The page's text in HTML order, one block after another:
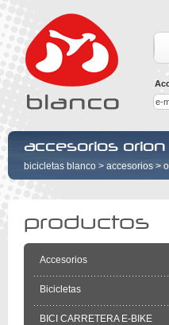
accesorios orion
bicicletas blanco > accesorios >
productos
Accesorios
Bicicletas
BICI CARRETERA E-BIKE